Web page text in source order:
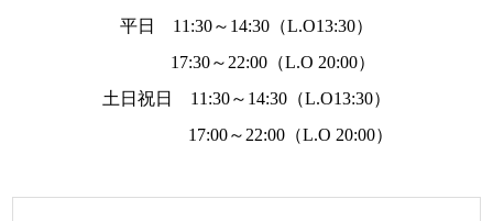
平日 11:30～14:30（L.O13:30）
17:30～22:00（L.O 20:00）
土日祝日 11:30～14:30（L.O13:30）
17:00～22:00（L.O 20:00）